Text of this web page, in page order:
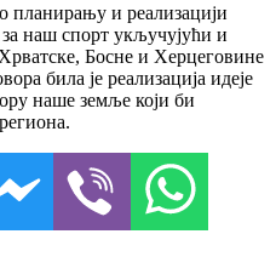
планирању и реализацији
за наш спорт укључујући и
Босне и Херцеговине
била је реализација идеје
наше земље који би